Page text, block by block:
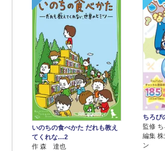
いのちの食べかた だれも教え
てくれな…2
作 森 達也
ちろぴ
監修
編集
ン